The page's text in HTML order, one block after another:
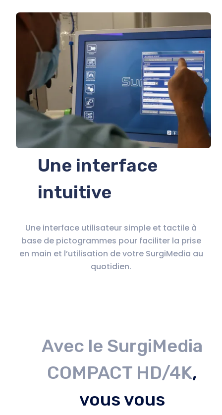
Une interface
intuitive
Une interface utilisateur simple et tactile à
base de pictogrammes pour faciliter la prise
en main et l’utilisation de votre SurgiMedia au
quotidien.
Avec le SurgiMedia
COMPACT HD/4K,
vous vous